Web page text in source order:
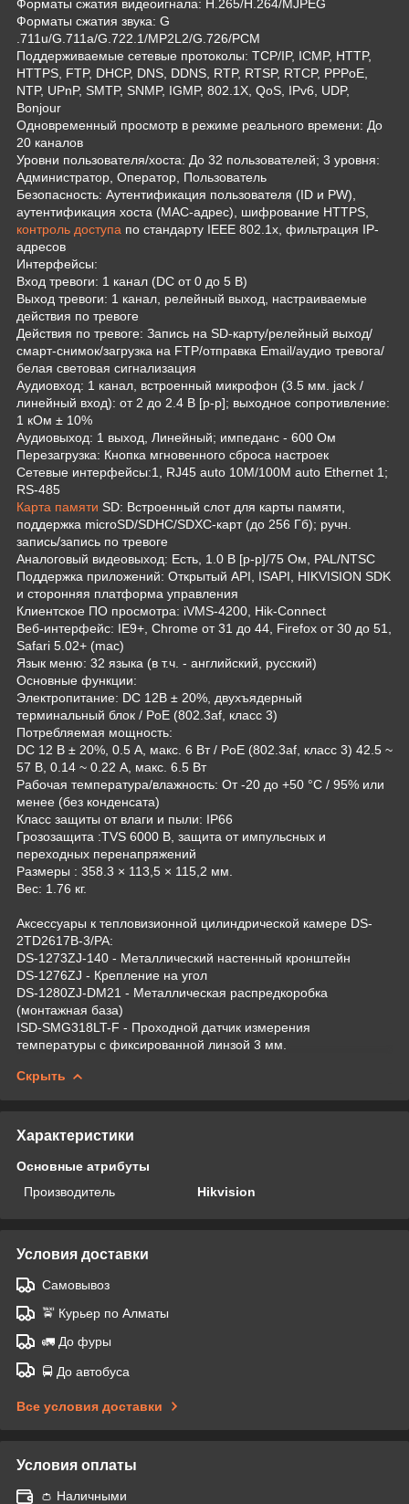
Форматы сжатия видеоигнала: H.265/H.264/MJPEG
Форматы сжатия звука: G
.711u/G.711a/G.722.1/MP2L2/G.726/PCM
Поддерживаемые сетевые протоколы: TCP/IP, ICMP, HTTP,
HTTPS, FTP, DHCP, DNS, DDNS, RTP, RTSP, RTCP, PPPoE,
NTP, UPnP, SMTP, SNMP, IGMP, 802.1X, QoS, IPv6, UDP,
Bonjour
Одновременный просмотр в режиме реального времени: До
20 каналов
Уровни пользователя/хоста: До 32 пользователей; 3 уровня:
Администратор, Оператор, Пользователь
Безопасность: Аутентификация пользователя (ID и PW),
аутентификация хоста (MAC-адрес), шифрование HTTPS,
контроль доступа по стандарту IEEE 802.1x, фильтрация IP-
адресов
Интерфейсы:
Вход тревоги: 1 канал (DC от 0 до 5 В)
Выход тревоги: 1 канал, релейный выход, настраиваемые
действия по тревоге
Действия по тревоге: Запись на SD-карту/релейный выход/
смарт-снимок/загрузка на FTP/отправка Email/аудио тревога/
белая световая сигнализация
Аудиовход: 1 канал, встроенный микрофон (3.5 мм. jack /
линейный вход): от 2 до 2.4 В [p-p]; выходное сопротивление:
1 кОм ± 10%
Аудиовыход: 1 выход, Линейный; импеданс - 600 Ом
Перезагрузка: Кнопка мгновенного сброса настроек
Сетевые интерфейсы:1, RJ45 auto 10M/100M auto Ethernet 1;
RS-485
Карта памяти SD: Встроенный слот для карты памяти,
поддержка microSD/SDHC/SDXC-карт (до 256 Гб); ручн.
запись/запись по тревоге
Аналоговый видеовыход: Есть, 1.0 В [p-p]/75 Ом, PAL/NTSC
Поддержка приложений: Открытый API, ISAPI, HIKVISION SDK
и сторонняя платформа управления
Клиентское ПО просмотра: iVMS-4200, Hik-Connect
Веб-интерфейс: IE9+, Chrome от 31 до 44, Firefox от 30 до 51,
Safari 5.02+ (mac)
Язык меню: 32 языка (в т.ч. - английский, русский)
Основные функции:
Электропитание: DC 12В ± 20%, двухъядерный
терминальный блок / PoE (802.3af, класс 3)
Потребляемая мощность:
DC 12 В ± 20%, 0.5 А, макс. 6 Вт / PoE (802.3af, класс 3) 42.5 ~
57 В, 0.14 ~ 0.22 А, макс. 6.5 Вт
Рабочая температура/влажность: От -20 до +50 °C / 95% или
менее (без конденсата)
Класс защиты от влаги и пыли: IP66
Грозозащита :TVS 6000 В, защита от импульсных и
переходных перенапряжений
Размеры : 358.3 × 113,5 × 115,2 мм.
Вес: 1.76 кг.
Аксессуары к тепловизионной цилиндрической камере DS-
2TD2617B-3/PA:
DS-1273ZJ-140 - Металлический настенный кронштейн
DS-1276ZJ - Крепление на угол
DS-1280ZJ-DM21 - Металлическая распредкоробка
(монтажная база)
ISD-SMG318LT-F - Проходной датчик измерения
температуры с фиксированной линзой 3 мм.
Скрыть
Характеристики
Основные атрибуты
Производитель
Hikvision
Условия доставки
Самовывоз
🚖 Курьер по Алматы
🚛 До фуры
🚍 До автобуса
Все условия доставки
Условия оплаты
👛 Наличными